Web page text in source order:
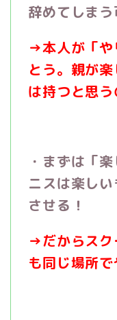
辞めてしまう
→本人が「
とう。親が
は持つと思う
・まずは「
ニスは楽しい
させる！
→だからス
も同じ場所で